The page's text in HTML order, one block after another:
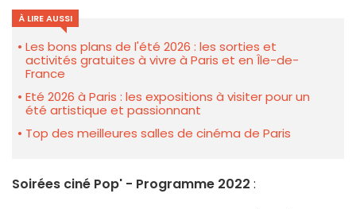
À LIRE AUSSI
Les bons plans de l'été 2026 : les sorties et
activités gratuites à vivre à Paris et en Île-de-
France
Eté 2026 à Paris : les expositions à visiter pour un
été artistique et passionnant
Top des meilleures salles de cinéma de Paris
Soirées ciné Pop' - Programme 2022 :